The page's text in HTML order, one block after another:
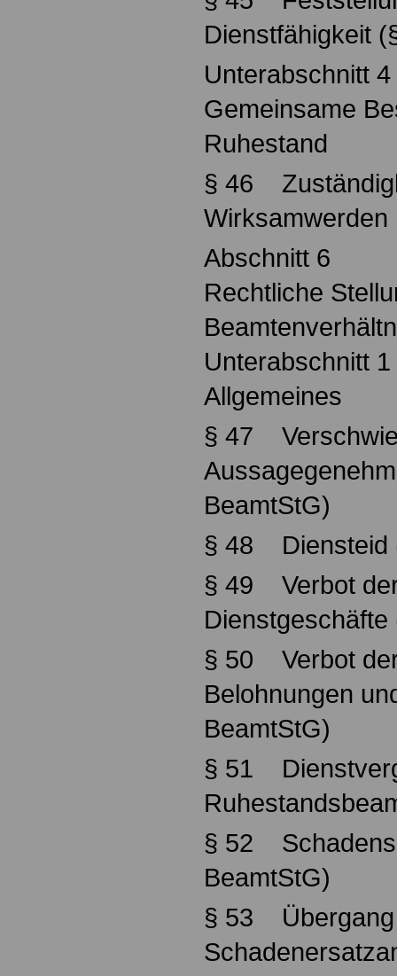
Dienstfähigkeit
Unterabschnitt 4
Gemeinsame
Ruhestand
§ 46
Wirksamwerden
Abschnitt 6
Rechtliche
Unterabschnitt 1
Allgemeines
§ 47
BeamtStG)
§ 48 Diensteid
§ 49 Verbot
§ 50 Verbot
Belohnungen
BeamtStG)
§ 51
§ 52
BeamtStG)
§ 53 Übergang